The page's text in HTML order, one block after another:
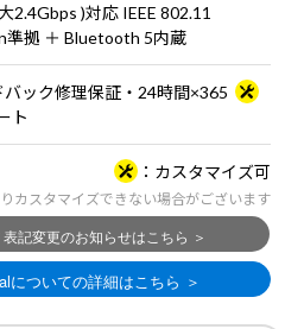
2.4Gbps )対応 IEEE 802.11
準拠 ＋ Bluetooth 5内蔵
ック修理保証・24時間×365
ト
カスタマイズ可
カスタマイズできない場合がございます